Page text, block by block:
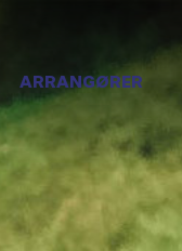
ARRANGØRER